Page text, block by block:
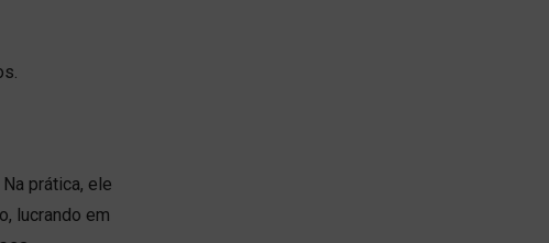
prática, ele
lucrando em